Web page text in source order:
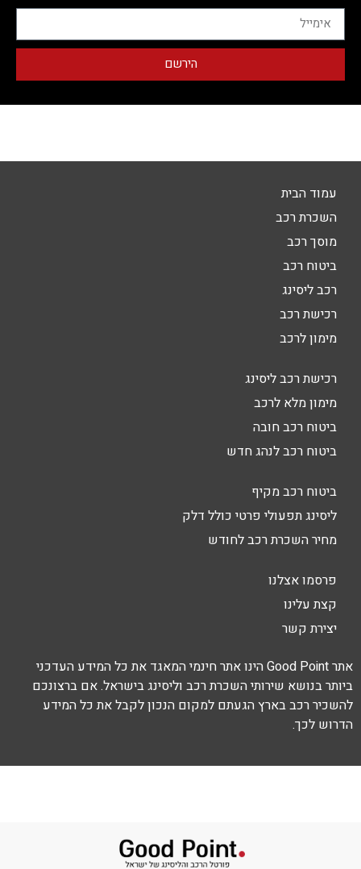
הירשם
עמוד הבית
השכרת רכב
מוסך רכב
ביטוח רכב
רכב ליסינג
רכישת רכב
מימון לרכב
רכישת רכב ליסינג
מימון מלא לרכב
ביטוח רכב חובה
ביטוח רכב לנהג חדש
ביטוח רכב מקיף
ליסינג תפעולי פרטי כולל דלק
מחיר השכרת רכב לחודש
פרסמו אצלנו
קצת עלינו
יצירת קשר
אתר Good Point הינו אתר חינמי המאגד את כל המידע העדכני
ביותר בנושא שירותי השכרת רכב וליסינג בישראל. אם ברצונכם
להשכיר רכב בארץ הגעתם למקום הנכון לקבל את כל המידע
הדרוש לכך.